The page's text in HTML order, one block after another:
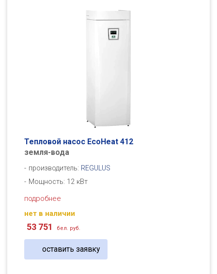
Тепловой насос EcoHeat 412
земля-вода
производитель: REGULUS
Мощность: 12 кВт
подробнее
нет в наличии
53 751 бел. руб.
оставить заявку